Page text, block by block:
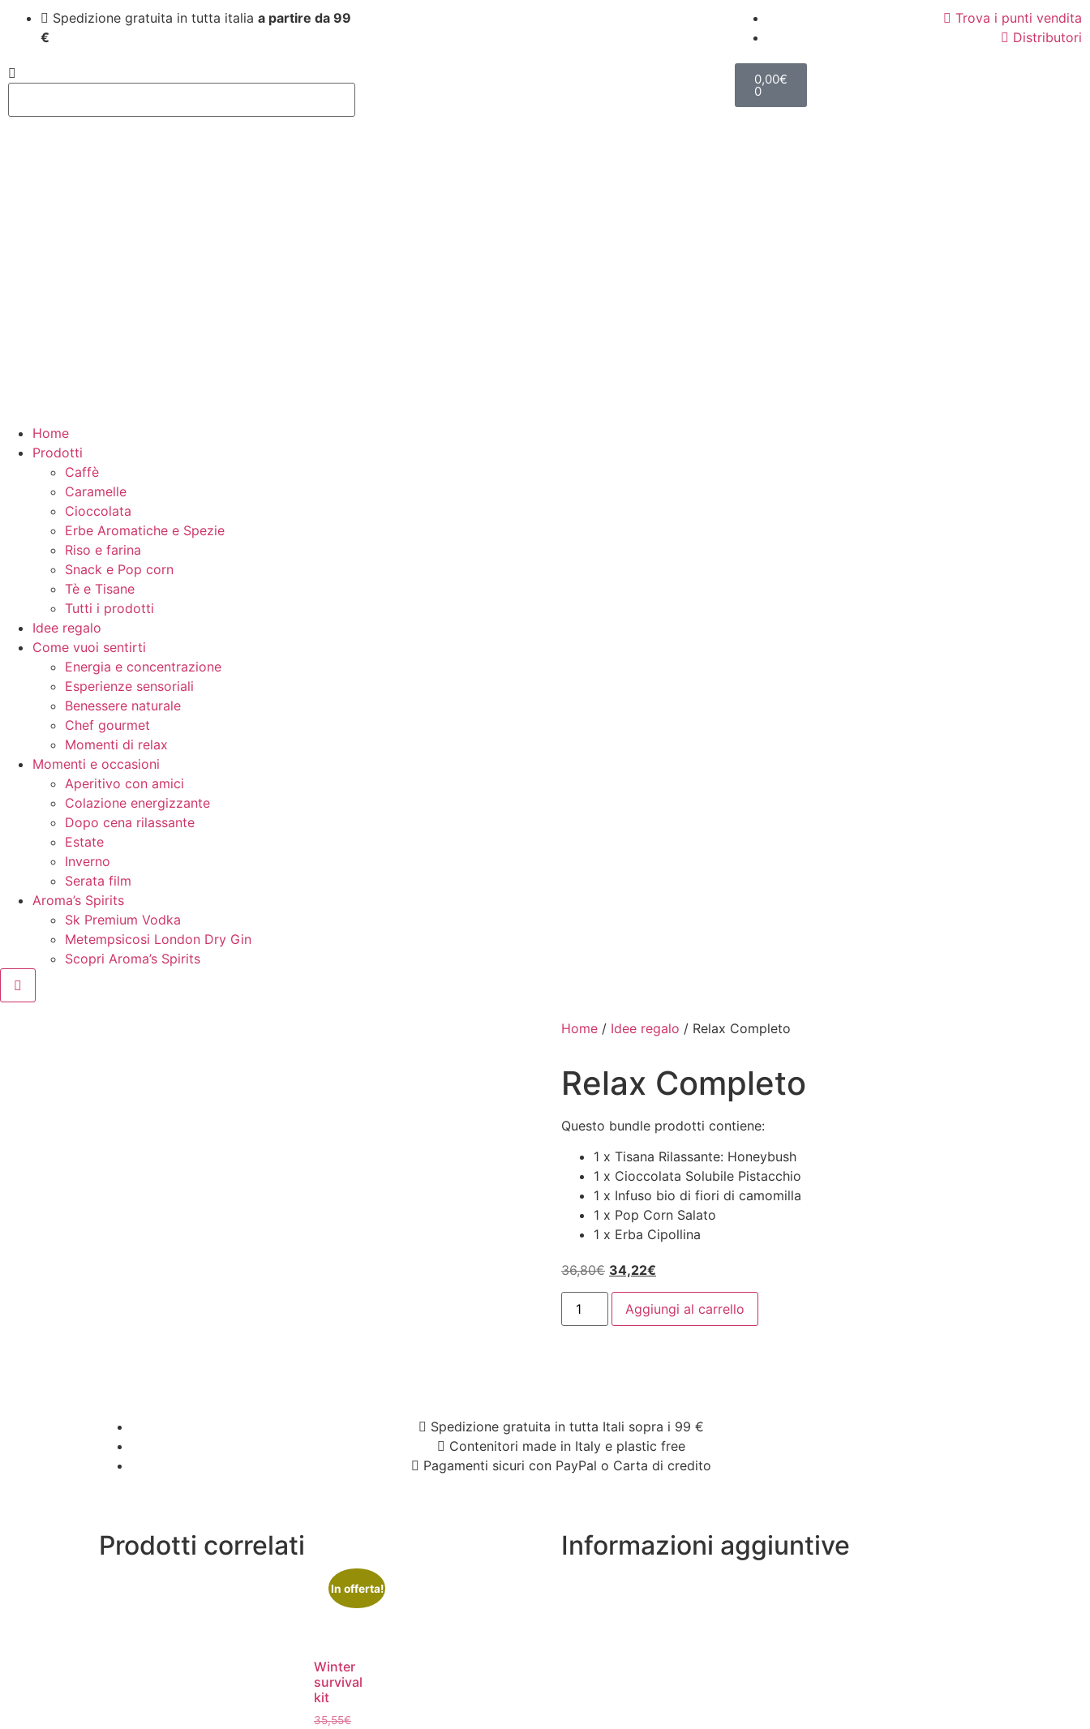
Spedizione gratuita in tutta italia a partire da 99
€
Trova i punti vendita
Distributori
0,00€
0
Home
Prodotti
Caffè
Caramelle
Cioccolata
Erbe Aromatiche e Spezie
Riso e farina
Snack e Pop corn
Tè e Tisane
Tutti i prodotti
Idee regalo
Come vuoi sentirti
Energia e concentrazione
Esperienze sensoriali
Benessere naturale
Chef gourmet
Momenti di relax
Momenti e occasioni
Aperitivo con amici
Colazione energizzante
Dopo cena rilassante
Estate
Inverno
Serata film
Aroma’s Spirits
Sk Premium Vodka
Metempsicosi London Dry Gin
Scopri Aroma’s Spirits
Hamburger Toggle Menu
Home / Idee regalo / Relax Completo
Relax Completo
Questo bundle prodotti contiene:
1 x Tisana Rilassante: Honeybush
1 x Cioccolata Solubile Pistacchio
1 x Infuso bio di fiori di camomilla
1 x Pop Corn Salato
1 x Erba Cipollina
36,80€ 34,22€
Aggiungi al carrello
Spedizione gratuita in tutta Itali sopra i 99 €
Contenitori made in Italy e plastic free
Pagamenti sicuri con PayPal o Carta di credito
Prodotti correlati
In offerta!
Winter
survival
kit
35,55€
Informazioni aggiuntive